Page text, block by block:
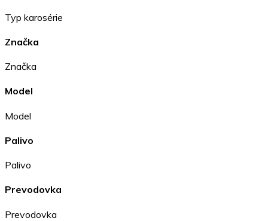
Typ karosérie
Značka
Značka
Model
Model
Palivo
Palivo
Prevodovka
Prevodovka